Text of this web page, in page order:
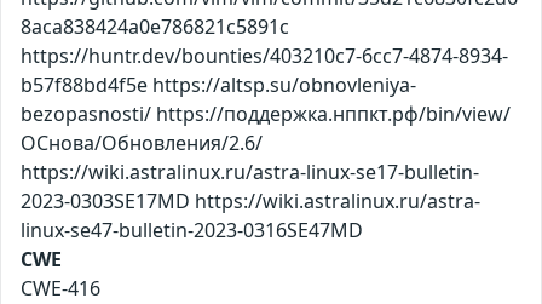
8aca838424a0e786821c5891c
https://huntr.dev/bounties/403210c7-6cc7-4874-8934-
b57f88bd4f5e https://altsp.su/obnovleniya-
bezopasnosti/ https://поддержка.нппкт.рф/bin/view/
ОСнова/Обновления/2.6/
https://wiki.astralinux.ru/astra-linux-se17-bulletin-
2023-0303SE17MD https://wiki.astralinux.ru/astra-
linux-se47-bulletin-2023-0316SE47MD
CWE
CWE-416